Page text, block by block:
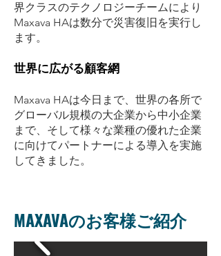
界クラスのテクノロジーチームにより
Maxava HAは数分で災害復旧を実行し
ます。
世界に広がる顧客網
Maxava HAは今日まで、世界の各所で
グローバル規模の大企業から中小企業
まで、そして様々な業種の優れた企業
に向けてパートナーによる導入を実施
してきました。
MAXAVAのお客様ご紹介